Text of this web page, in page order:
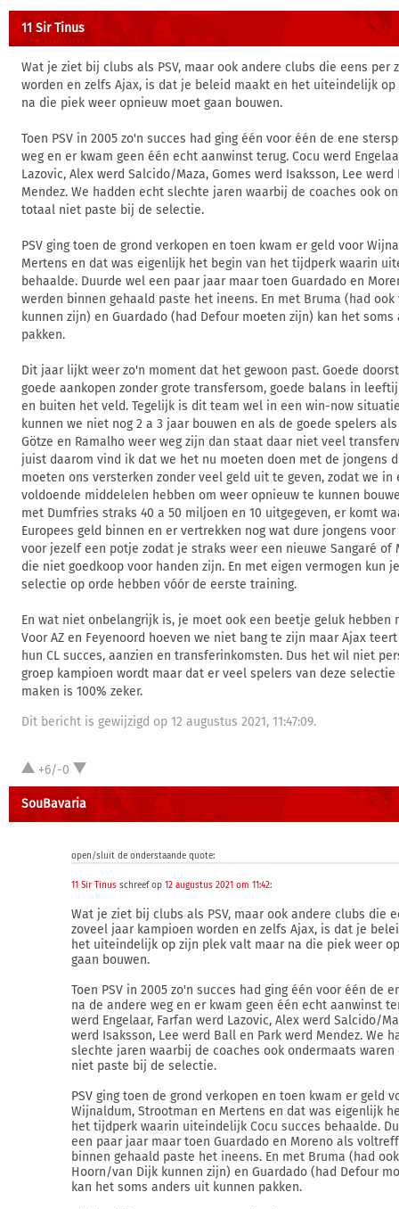
11 Sir Tinus
Wat je ziet bij clubs als PSV, maar ook andere clubs die eens per
worden en zelfs Ajax, is dat je beleid maakt en het uiteindelijk
na die piek weer opnieuw moet gaan bouwen.
Toen PSV in 2005 zo'n succes had ging één voor één de ene
weg en er kwam geen één echt aanwinst terug. Cocu werd
Lazovic, Alex werd Salcido/Maza, Gomes werd Isaksson, Lee
Mendez. We hadden echt slechte jaren waarbij de coaches ook
totaal niet paste bij de selectie.
PSV ging toen de grond verkopen en toen kwam er geld voor
Mertens en dat was eigenlijk het begin van het tijdperk waarin
behaalde. Duurde wel een paar jaar maar toen Guardado en
werden binnen gehaald paste het ineens. En met Bruma (had
kunnen zijn) en Guardado (had Defour moeten zijn) kan het
pakken.
Dit jaar lijkt weer zo'n moment dat het gewoon past. Goede
goede aankopen zonder grote transfersom, goede balans in
en buiten het veld. Tegelijk is dit team wel in een win-now
kunnen we niet nog 2 a 3 jaar bouwen en als de goede spelers
Götze en Ramalho weer weg zijn dan staat daar niet veel
juist daarom vind ik dat we het nu moeten doen met de jongens
moeten ons versterken zonder veel geld uit te geven, zodat we
voldoende middelelen hebben om weer opnieuw te kunnen
met Dumfries straks 40 a 50 miljoen en 10 uitgegeven, er komt
Europees geld binnen en er vertrekken nog wat dure jongens
voor jezelf een potje zodat je straks weer een nieuwe Sangaré of
die niet goedkoop voor handen zijn. En met eigen vermogen kun
selectie op orde hebben vóór de eerste training.
En wat niet onbelangrijk is, je moet ook een beetje geluk hebben
Voor AZ en Feyenoord hoeven we niet bang te zijn maar Ajax
hun CL succes, aanzien en transferinkomsten. Dus het wil niet
groep kampioen wordt maar dat er veel spelers van deze
maken is 100% zeker.
Dit bericht is gewijzigd op 12 augustus 2021, 11:47:09.
+6/-0
SouBavaria
open/sluit de onderstaande quote:
11 Sir Tinus schreef op 12 augustus 2021 om 11:42:
Wat je ziet bij clubs als PSV, maar ook andere clubs die
zoveel jaar kampioen worden en zelfs Ajax, is dat je
het uiteindelijk op zijn plek valt maar na die piek weer
gaan bouwen.
Toen PSV in 2005 zo'n succes had ging één voor één de
na de andere weg en er kwam geen één echt aanwinst
werd Engelaar, Farfan werd Lazovic, Alex werd Salcido/
werd Isaksson, Lee werd Ball en Park werd Mendez. We
slechte jaren waarbij de coaches ook ondermaats
niet paste bij de selectie.
PSV ging toen de grond verkopen en toen kwam er geld
Wijnaldum, Strootman en Mertens en dat was eigenlijk
het tijdperk waarin uiteindelijk Cocu succes behaalde.
een paar jaar maar toen Guardado en Moreno als
binnen gehaald paste het ineens. En met Bruma (had
Hoorn/van Dijk kunnen zijn) en Guardado (had Defour
kan het soms anders uit kunnen pakken.